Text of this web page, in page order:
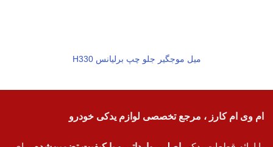
میل موجگیر جلو چپ برلیانس H330
ام وی ام کارز ، مرجع تخصصی لوازم یدکی خودرو